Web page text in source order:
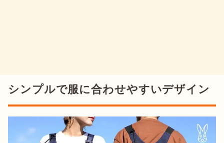
シンプルで服に合わせやすいデザイン